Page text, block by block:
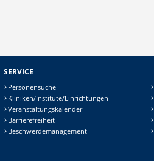
SERVICE
Personensuche
Kliniken/Institute/Einrichtungen
Veranstaltungskalender
Barrierefreiheit
Beschwerdemanagement